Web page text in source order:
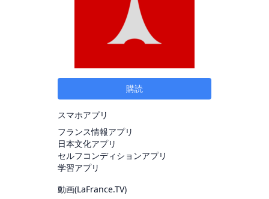
購読
スマホアプリ
フランス情報アプリ
日本文化アプリ
セルフコンディションアプリ
学習アプリ
動画(LaFrance.TV)